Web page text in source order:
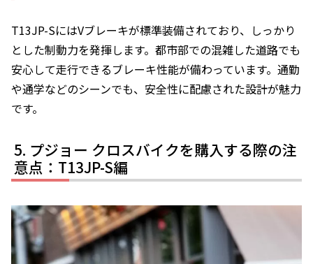
T13JP-SにはVブレーキが標準装備されており、しっかり
とした制動力を発揮します。都市部での混雑した道路でも
安心して走行できるブレーキ性能が備わっています。通勤
や通学などのシーンでも、安全性に配慮された設計が魅力
です。
プジョー クロスバイクを購入する際の注
意点：T13JP-S編